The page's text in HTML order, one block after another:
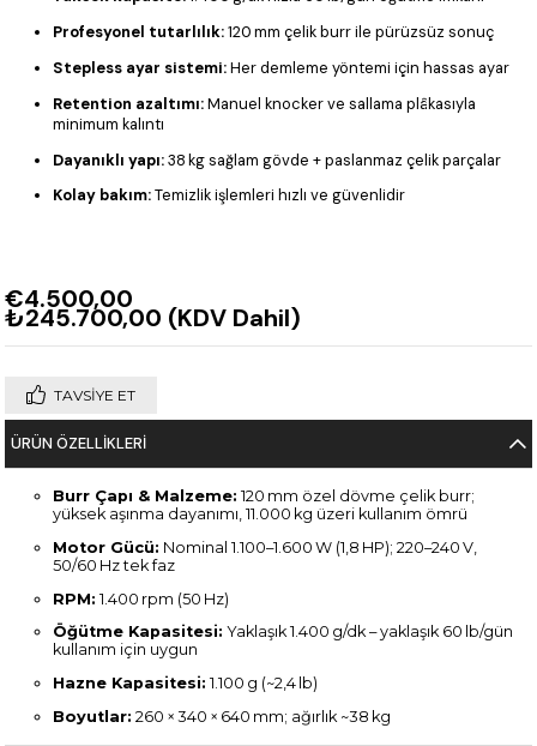
Profesyonel tutarlılık:120 mm çelik burr ile pürüzsüz sonuç
Stepless ayar sistemi:Her demleme yöntemi için hassas ayar
Retention azaltımı:Manuel knocker ve sallama plâkasıyla
minimum kalıntı
Dayanıklı yapı:38 kg sağlam gövde + paslanmaz çelik parçalar
Kolay bakım:Temizlik işlemleri hızlı ve güvenlidir
€4.500,00
₺245.700,00 (KDV Dahil)
TAVSIYE ET
ÜRÜN ÖZELLIKLERI
Burr Çapı & Malzeme: 120 mm özel dövme çelik burr;
yüksek aşınma dayanımı, 11.000 kg üzeri kullanım ömrü
Motor Gücü: Nominal 1.100–1.600 W (1,8 HP); 220–240 V,
50/60 Hz tek faz
RPM: 1.400 rpm (50 Hz)
Öğütme Kapasitesi: Yaklaşık 1.400 g/dk – yaklaşık 60 lb/gün
kullanım için uygun
Hazne Kapasitesi: 1.100 g (~2,4 lb)
Boyutlar: 260 × 340 × 640 mm; ağırlık ~38 kg